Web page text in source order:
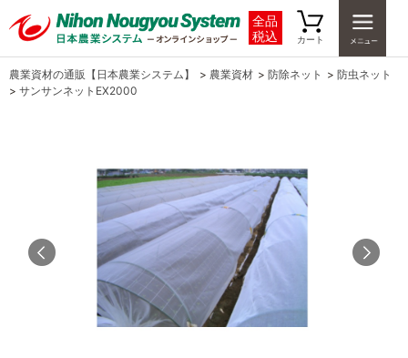
全品
税込
カート
農業資材の通販【日本農業システム】 > 農業資材 > 防除ネット > 防虫ネット
> サンサンネットEX2000